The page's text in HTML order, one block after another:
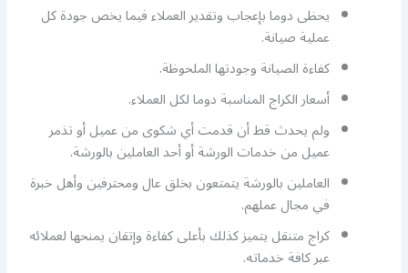
يحظى دوما بإعجاب وتقدير العملاء فيما يخص جودة كل
عملية صيانة.
كفاءة الصيانة وجودتها الملحوظة.
أسعار الكراج المناسبة دوما لكل العملاء.
ولم يحدث قط أن قدمت أي شكوى من عميل أو تذمر
عميل من خدمات الورشة أو أحد العاملين بالورشة.
العاملين بالورشة يتمتعون بخلق عال ومحترفين وأهل خبرة
في مجال عملهم.
كراج متنقل يتميز كذلك بأعلى كفاءة وإتقان يمنحها لعملائه
عبر كافة خدماته.